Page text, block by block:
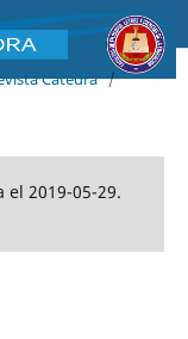
Cátedra /
2019-05-29.